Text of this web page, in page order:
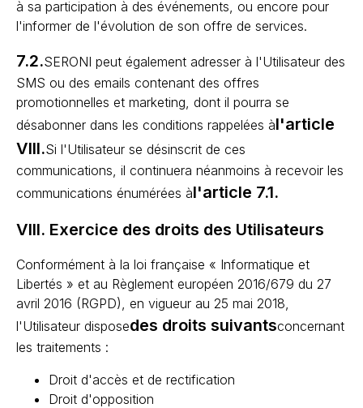
à sa participation à des événements, ou encore pour
l'informer de l'évolution de son offre de services.
7.2.SERONI peut également adresser à l'Utilisateur des
SMS ou des emails contenant des offres
promotionnelles et marketing, dont il pourra se
désabonner dans les conditions rappelées àl'article
VIII.Si l'Utilisateur se désinscrit de ces
communications, il continuera néanmoins à recevoir les
communications énumérées àl'article 7.1.
VIII. Exercice des droits des Utilisateurs
Conformément à la loi française « Informatique et
Libertés » et au Règlement européen 2016/679 du 27
avril 2016 (RGPD), en vigueur au 25 mai 2018,
l'Utilisateur disposedes droits suivantsconcernant
les traitements :
Droit d'accès et de rectification
Droit d'opposition